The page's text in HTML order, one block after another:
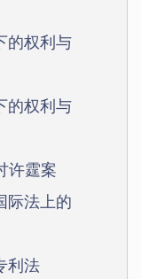
的权利与
的权利与
许霆案
际法上的
利法